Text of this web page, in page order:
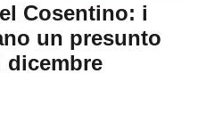
Cosentino: i
un presunto